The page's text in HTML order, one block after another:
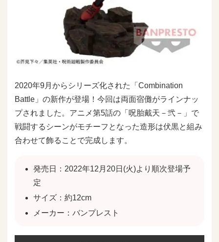
2020年9月からシリーズ化された「Combination
Battle」の新作が登場！今回は両面宿儺がラインナッ
プされました。アニメ第5話の「呪胎戴天－弐－」で
戦闘するシーンがモチーフとなった造形は伏黒と組み
合わせて飾ることで完成します。
発売日：2022年12月20日(火)より順次登場予
定
サイズ：約12cm
メーカー：バンプレスト